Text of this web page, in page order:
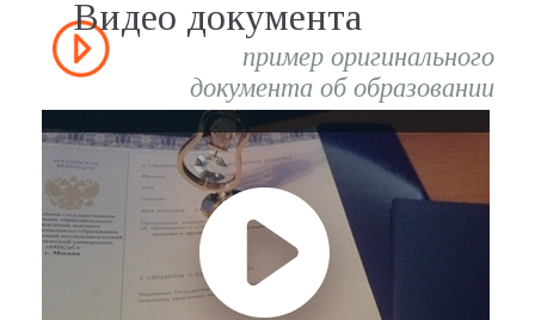
Видео документа
пример оригинального
документа об образовании